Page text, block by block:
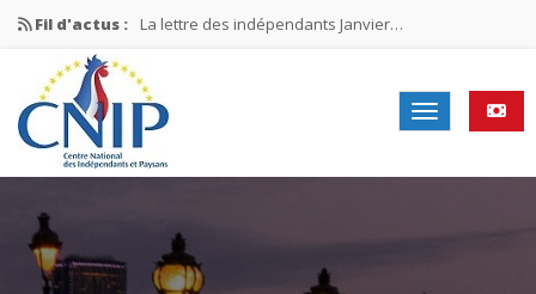
Fil d'actus : La lettre des indépendants Janvier…
La lettre des indépendants Novembre…
La lettre des indépendants Juin…
Mission nationale ÉLECTIONS MUNICIPALES 2026